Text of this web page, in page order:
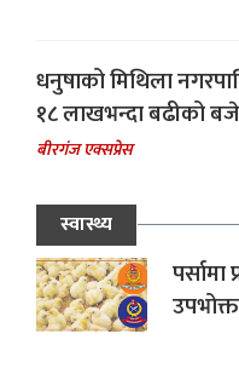
धनुषाको मिथिला
१८ लाखभन्दा बढीको
बीरगंज एक्सप्रेस
स्वास्थ्य